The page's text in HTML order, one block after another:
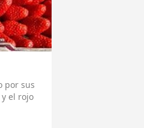
por sus
el rojo